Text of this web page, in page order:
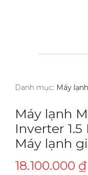
Danh mục: Máy
Máy lạnh
Inverter
Máy lạnh
18.100.000 ₫